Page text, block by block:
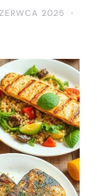
2025